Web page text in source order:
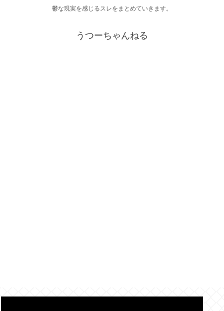
鬱な現実を感じるスレをまとめていきます。
うつーちゃんねる